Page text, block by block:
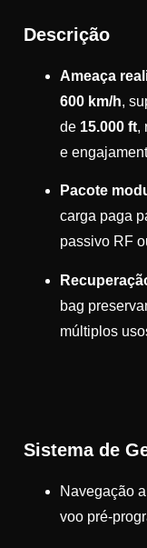
Descrição
Ameaça
600 km/h,
de 15.000 ft,
e
Pacote
carga paga
passivo RF
bag
múltiplos
Sistema de
Navegação
voo pré-